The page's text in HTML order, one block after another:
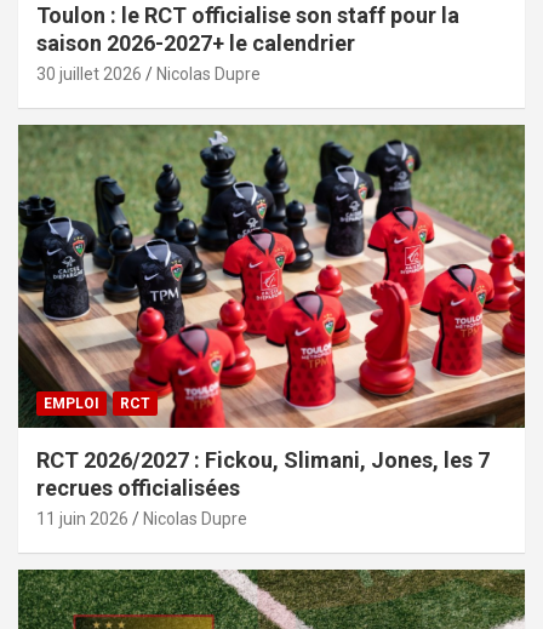
Toulon : le RCT officialise son staff pour la
saison 2026-2027+ le calendrier
30 juillet 2026 Nicolas Dupre
EMPLOI RCT
RCT 2026/2027 : Fickou, Slimani, Jones, les 7
recrues officialisées
11 juin 2026 Nicolas Dupre